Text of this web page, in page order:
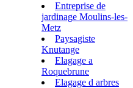
Entreprise de
jardinage Moulins-les-
Metz
Paysagiste
Knutange
Elagage a
Roquebrune
Elagage d arbres